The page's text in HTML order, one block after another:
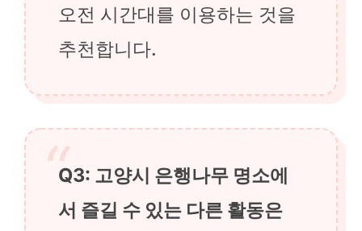
오전 시간대를 이용하는 것을
추천합니다.
Q3: 고양시 은행나무 명소에
서 즐길 수 있는 다른 활동은